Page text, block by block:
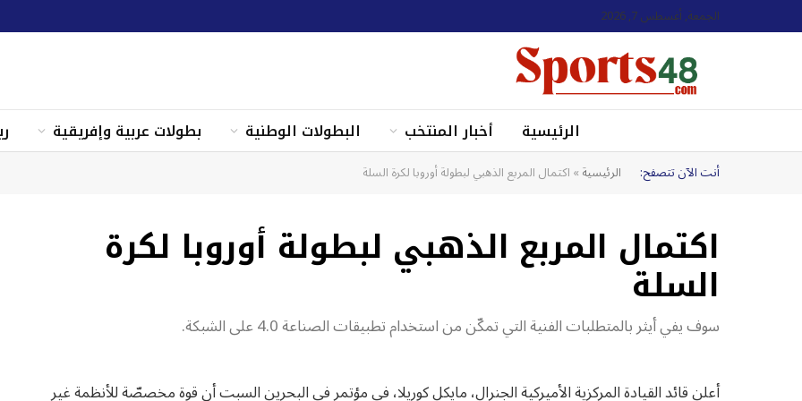
الجمعة, أغسطس 7, 2026
الرئيسية أخبار المنتخب البطولات الوطنية بطولات عربية وإفريقية
أنت الآن تتصفح: الرئيسية»اكتمال المربع الذهبي لبطولة أوروبا لكرة السلة
اكتمال المربع الذهبي لبطولة أوروبا لكرة
السلة
سوف يفي أيثر بالمتطلبات الفنية التي تمكّن من استخدام تطبيقات الصناعة 4.0 على الشبكة.
أعلن قائد القيادة المركزية الأميركية الجنرال، مايكل كوريلا، في مؤتمر في البحرين السبت أن قوة مخصصّة للأنظمة غير